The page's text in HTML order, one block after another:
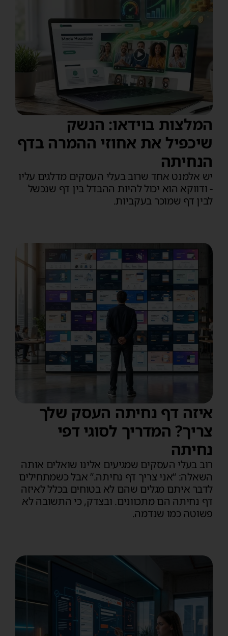
המלצות בוידאו: הנשק
שיכפיל את אחוזי ההמרה בדף
הנחיתה
יש אלמנט אחד שרוב בעלי העסקים מדלגים עליו
- ודווקא הוא יכול להיות ההבדל בין דף שנכשל
לבין דף שמוכר בעקביות.
איזה דף נחיתה העסק שלך
צריך? המדריך לסוגי דפי
נחיתה
רוב בעלי העסקים שמגיעים אלינו שואלים אותה
השאלה: “אני צריך דף נחיתה.” אבל כשמתחילים
לדבר איתם מגלים שהם לא בטוחים בכלל לאיזה
דף נחיתה הם מתכוונים. ובצדק, כי התשובה לא
פשוטה כמו שנדמה.